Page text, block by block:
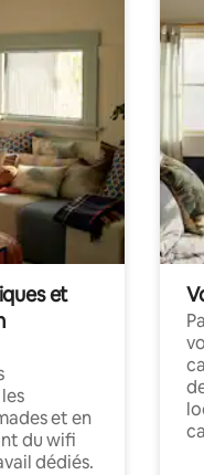
et
et en
du wifi
dédiés.